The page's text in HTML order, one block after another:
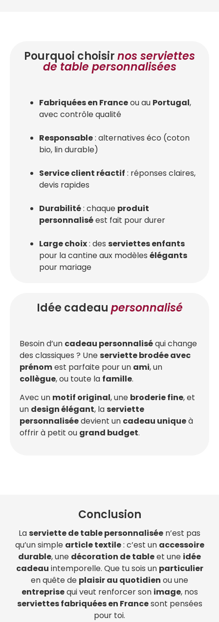
Pourquoi choisirnos serviettes
de table personnalisées
Fabriquées en Franceou au Portugal,
avec contrôle qualité
Responsable: alternatives éco (coton
bio, lin durable)
Service client réactif : réponses claires,
devis rapides
Durabilité: chaque produit
personnaliséest fait pour durer
Large choix: des serviettes enfants
pour la cantine aux modèles élégants
pour mariage
Idée cadeau personnalisé
Besoin d’un cadeau personnaliséqui change
des classiques ? Une serviette brodée avec
prénomest parfaite pour un ami, un
collègue, ou toute la famille.
Avec un motif original, une broderie fine, et
un design élégant, la serviette
personnaliséedevient un cadeau uniqueà
offrir à petit ou grand budget.
Conclusion
La serviette de table personnalisée n’est pas
qu’un simple article textile: c’est un accessoire
durable, une décoration de tableet une idée
cadeau intemporelle. Que tu sois un particulier
en quête de plaisir au quotidien ou une
entreprisequi veut renforcer son image, nos
serviettes fabriquées en Francesont pensées
pour toi.